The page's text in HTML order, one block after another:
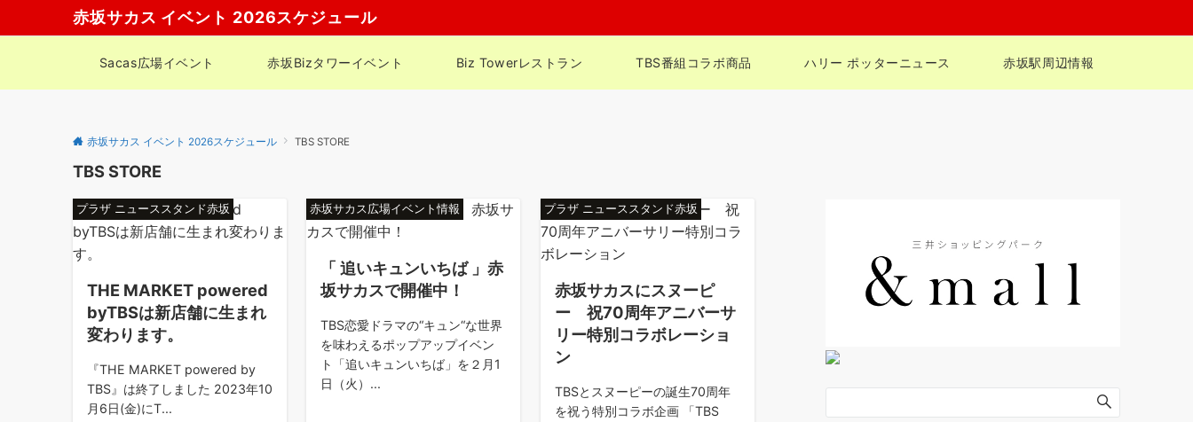
赤坂サカス イベント 2026スケジュール
Sacas広場イベント 赤坂Bizタワーイベント Biz Towerレストラン TBS番組コラボ商品 ハリー ポッターニュース 赤坂駅周辺情報
赤坂サカス イベント 2026スケジュール TBS STORE
TBS STORE
プラザ ニューススタンド赤坂
THE MARKET powered
byTBSは新店舗に生まれ
変わります。
『THE MARKET powered by
TBS』は終了しました 2023年10
月6日(金)にT...
赤坂サカス広場イベント情報
「 追いキュンいちば 」赤
坂サカスで開催中！
TBS恋愛ドラマの“キュン“な世界
を味わえるポップアップイベン
ト「追いキュンいちば」を２月1
日（火）...
プラザ ニューススタンド赤坂
赤坂サカスにスヌーピ
ー 祝70周年アニバーサ
リー特別コラボレーショ
ン
TBSとスヌーピーの誕生70周年
を祝う特別コラボ企画 「TBS